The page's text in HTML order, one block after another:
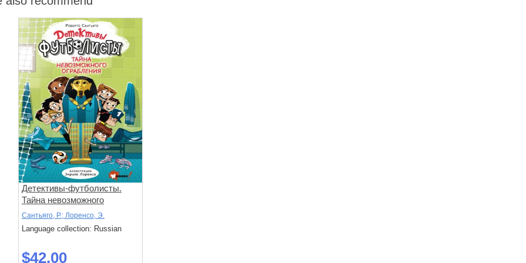
Детективы-футболисты.
Тайна невозможного
ограбления
Сантьяго, Р.; Лоренсо, Э.
Language collection: Russian
$42.00